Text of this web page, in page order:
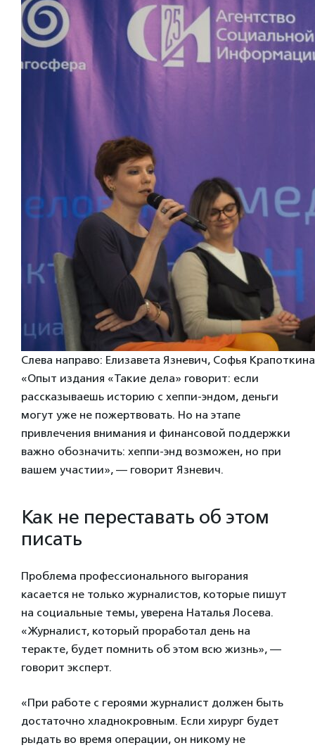
Слева направо: Елизавета Язневич, Софья
«Опыт издания «Такие дела» говорит: если
рассказываешь историю с хеппи-эндом, деньги
могут уже не пожертвовать. Но на этапе
привлечения внимания и финансовой поддержки
важно обозначить: хеппи-энд возможен, но при
вашем участии», — говорит Язневич.
Как не переставать об этом
писать
Проблема профессионального выгорания
касается не только журналистов, которые пишут
на социальные темы, уверена Наталья Лосева.
«Журналист, который проработал день на
теракте, будет помнить об этом всю жизнь», —
говорит эксперт.
«При работе с героями журналист должен быть
достаточно хладнокровным. Если хирург будет
рыдать во время операции, он никому не